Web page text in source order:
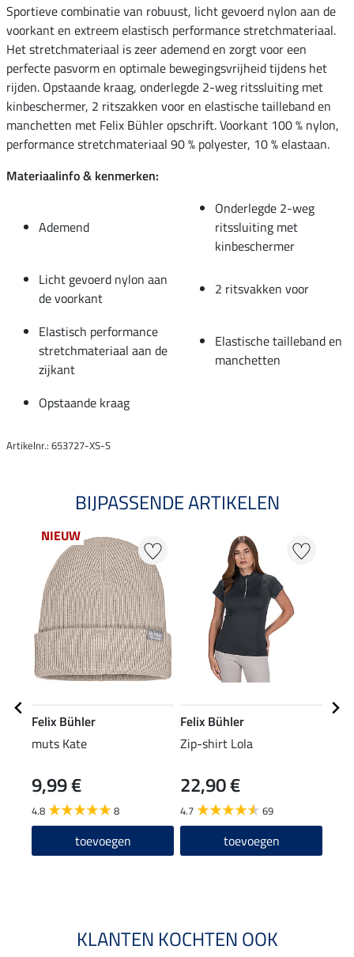
Sportieve combinatie van robuust, licht gevoerd nylon aan de
voorkant en extreem elastisch performance stretchmateriaal.
Het stretchmateriaal is zeer ademend en zorgt voor een
perfecte pasvorm en optimale bewegingsvrijheid tijdens het
rijden. Opstaande kraag, onderlegde 2-weg ritssluiting met
kinbeschermer, 2 ritszakken voor en elastische tailleband en
manchetten met Felix Bühler opschrift. Voorkant 100 % nylon,
performance stretchmateriaal 90 % polyester, 10 % elastaan.
Materiaalinfo & kenmerken:
Ademend
Onderlegde 2-weg
ritssluiting met
kinbeschermer
Licht gevoerd nylon aan
de voorkant
2 ritsvakken voor
Elastisch performance
stretchmateriaal aan de
zijkant
Elastische tailleband en
manchetten
Opstaande kraag
Artikelnr.: 653727-XS-S
BIJPASSENDE ARTIKELEN
NIEUW
Felix Bühler
muts Kate
9,99 €
4.8 8
toevoegen
Felix Bühler
Zip-shirt Lola
22,90 €
4.7 69
toevoegen
KLANTEN KOCHTEN OOK